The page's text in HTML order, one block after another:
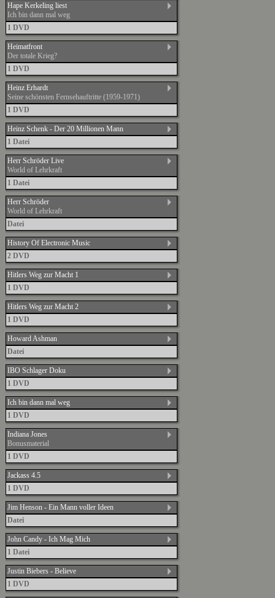
Hape Kerkeling liest
Ich bin dann mal weg
1 DVD
Heimatfront
Der totale Krieg?
1 DVD
Heinz Erhardt
Seine schönsten Fernsehauftritte (1959-1971)
1 DVD
Heinz Schenk - Der 20 Millionen Mann
1 Datei
Herr Schröder Live
World of Lehrkraft
1 Datei
Herr Schröder
World of Lehrkraft
Datei
History Of Electronic Music
2 DVD
Hitlers Weg zur Macht 1
1 DVD
Hitlers Weg zur Macht 2
1 DVD
Howard Ashman
Datei
IBO Schlager Doku
1 DVD
Ich bin dann mal weg
1 DVD
Indiana Jones
Bonusmaterial
1 DVD
Jackass 4.5
1 DVD
Jim Henson - Ein Mann voller Ideen
Datei
John Candy - Ich Mag Mich
1 Datei
Justin Biebers - Believe
1 DVD